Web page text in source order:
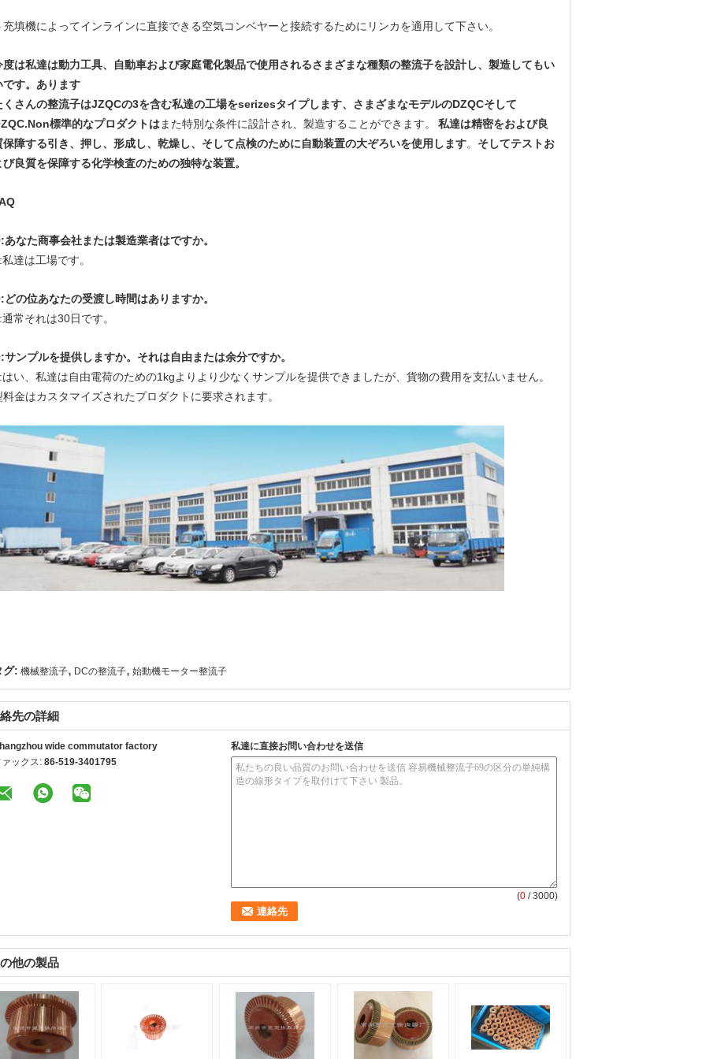
充填機によってインラインに直接できる空気コンベヤーと接続するためにリンカを適用して下さい。
度は私達は動力工具、自動車および家庭電化製品で使用されるさまざまな種類の整流子を設計し、製造してもい
です。あります
くさんの整流子はJZQCの3を含む私達の工場をserizesタイプします、さまざまなモデルのDZQCそして
標準的なプロダクトはまた特別な条件に設計され、製造することができます。
私達は精密をおよび良
保障する引き、押し、形成し、乾燥し、そして点検のために自動装置の大ぞろいを使用します。 そしてテストお
び良質を保障する化学検査のための独特な装置。
あなた商事会社または製造業者はですか。
達は工場です。
どの位あなたの受渡し時間はありますか。
通常それは30日です。
サンプルを提供しますか。それは自由または余分ですか。
はい、私達は自由電荷のための1kgよりより少なくサンプルを提供できましたが、貨物の費用を支払いません。
料金はカスタマイズされたプロダクトに要求されます。
グ: 機械整流子, DCの整流子, 始動機モーター整流子
先の詳細
wide commutator factory
ックス: 86-519-3401795
私達に直接お問い合わせを送信
(0 / 3000)
他の製品